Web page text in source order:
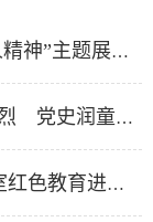
主题展览活动
心”文明实践活动
革命精神代代传